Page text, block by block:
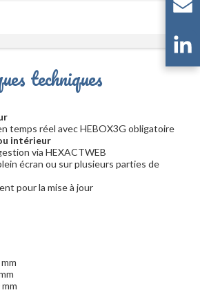
techniques
temps réel avec HEBOX3G obligatoire
intérieur
via HEXACTWEB
écran ou sur plusieurs parties de
pour la mise à jour